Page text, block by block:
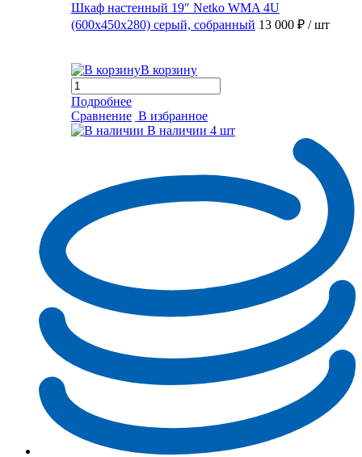
Шкаф настенный 19″ Netko WMA 4U
(600x450x280) серый, собранный 13 000 ₽ / шт
В корзину
Подробнее
Сравнение В избранное
В наличии 4 шт